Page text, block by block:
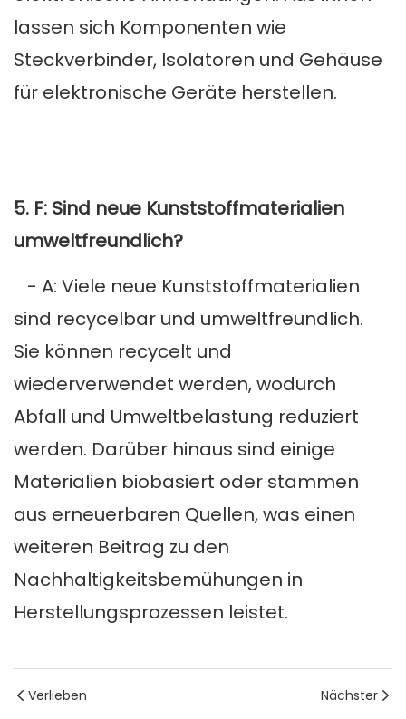
lassen sich Komponenten wie
Steckverbinder, Isolatoren und Gehäuse
für elektronische Geräte herstellen.
5. F: Sind neue Kunststoffmaterialien
umweltfreundlich?
- A: Viele neue Kunststoffmaterialien
sind recycelbar und umweltfreundlich.
Sie können recycelt und
wiederverwendet werden, wodurch
Abfall und Umweltbelastung reduziert
werden. Darüber hinaus sind einige
Materialien biobasiert oder stammen
aus erneuerbaren Quellen, was einen
weiteren Beitrag zu den
Nachhaltigkeitsbemühungen in
Herstellungsprozessen leistet.
Verlieben Nächster